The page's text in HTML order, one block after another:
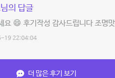
의 답글
요 😄 후기작성 감사드립니다 조명
19 22:04:04
더 많은 후기 보기